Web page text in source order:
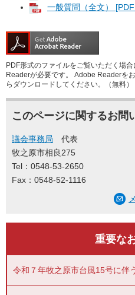
一般質問（全文）
PDF形式のファイルをご覧いただく場
Readerが必要です。
Adobe Readerを
らダウンロードしてください。（無料）
このページに関するお問
議会事務局
代表
牧之原市相良275
Tel：0548-53-2650
Fax：0548-52-1116
重要な
令和７年牧之原市台風15号に伴